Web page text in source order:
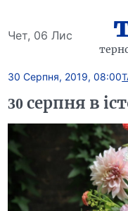
Чет, 06 Лис
30 Серпня, 2019, 08:00
30 серпня в